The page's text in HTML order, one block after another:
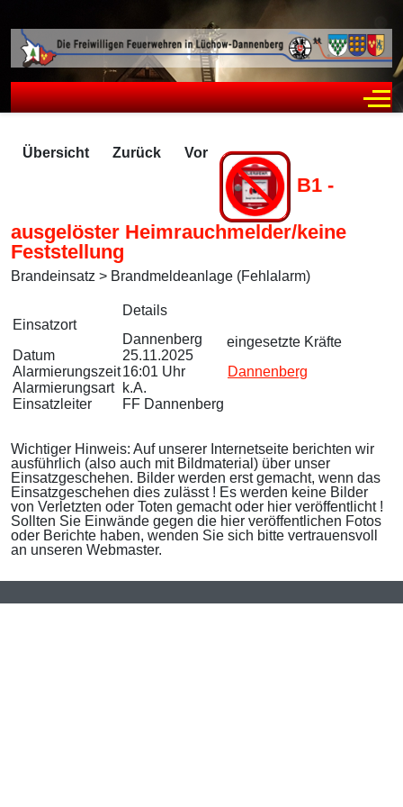
Übersicht Zurück Vor
B1 -
ausgelöster Heimrauchmelder/keine
Feststellung
Brandeinsatz > Brandmeldeanlage (Fehlalarm)
Einsatzort
Details
Dannenberg
Datum
25.11.2025
Alarmierungszeit16:01 Uhr
Alarmierungsart
k.A.
Einsatzleiter
FF Dannenberg
eingesetzte Kräfte
Dannenberg
Wichtiger Hinweis: Auf unserer Internetseite berichten wir
ausführlich (also auch mit Bildmaterial) über unser
Einsatzgeschehen. Bilder werden erst gemacht, wenn das
Einsatzgeschehen dies zulässt ! Es werden keine Bilder
von Verletzten oder Toten gemacht oder hier veröffentlicht !
Sollten Sie Einwände gegen die hier veröffentlichen Fotos
oder Berichte haben, wenden Sie sich bitte vertrauensvoll
an unseren Webmaster.